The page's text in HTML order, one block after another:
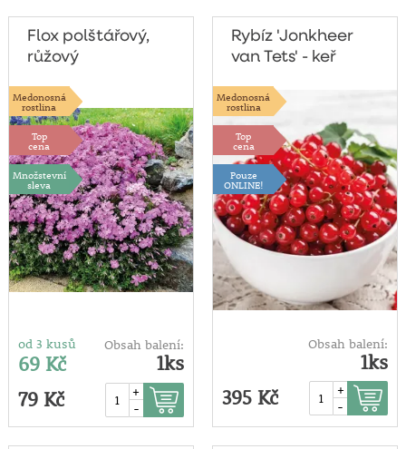
Flox polštářový,
růžový
Medonosná
rostlina
Top
cena
Množstevní
sleva
od 3 kusů
69 Kč
Obsah balení:
1ks
79 Kč
+
-
Rybíz 'Jonkheer
van Tets' - keř
Medonosná
rostlina
Top
cena
Pouze
ONLINE!
Obsah balení:
1ks
395 Kč
+
-